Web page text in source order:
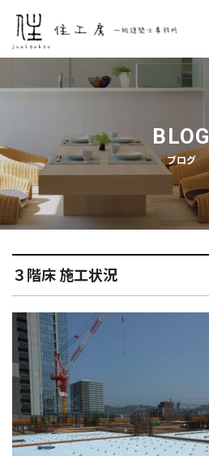
プロフィール
ご契約の流れ
住工房のこと
プライバシーポリシー
お問い合わせ
施工実績
お知らせ
BLOG
ブログ
３階床 施工状況